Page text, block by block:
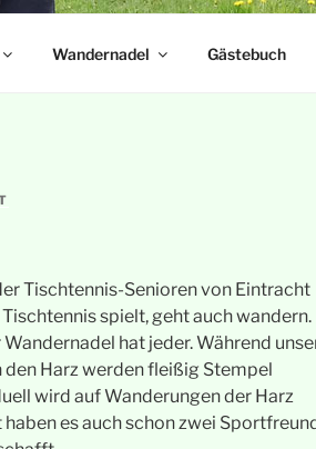
Wandernadel Gästebuch
Tischtennis-Senioren von Eintracht
spielt, geht auch wandern.
hat jeder. Während
Harz werden fleißig Stempel
wird auf Wanderungen der Harz
es auch schon zwei